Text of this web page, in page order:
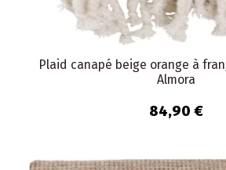
Plaid canapé beige orange à
Almora
84,90 €